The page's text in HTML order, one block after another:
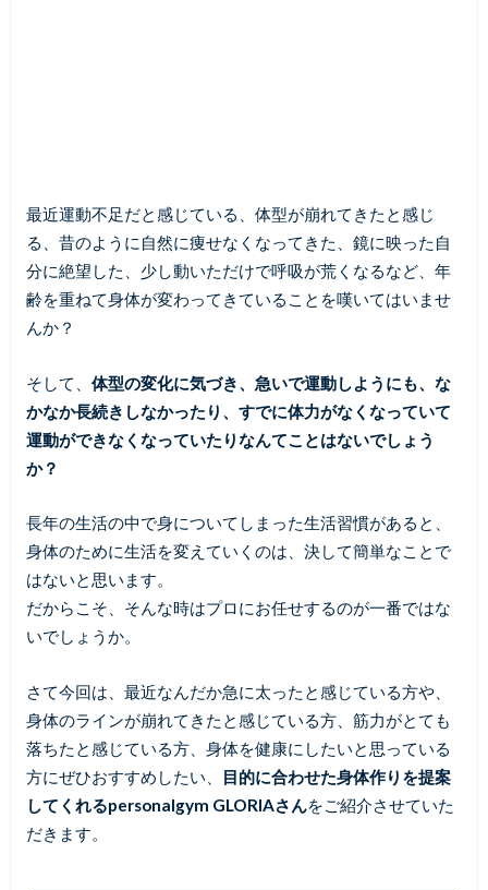
最近運動不足だと感じている、体型が崩れてきたと感じ
る、昔のように自然に痩せなくなってきた、鏡に映った自
分に絶望した、少し動いただけで呼吸が荒くなるなど、年
齢を重ねて身体が変わってきていることを嘆いてはいませ
んか？
そして、 体型の変化に気づき、急いで運動しようにも、な
かなか長続きしなかったり、すでに体力がなくなっていて
運動ができなくなっていたりなんてことはないでしょう
か？
長年の生活の中で身についてしまった生活習慣があると、
身体のために生活を変えていくのは、決して簡単なことで
はないと思います。
だからこそ、そんな時はプロにお任せするのが一番ではな
いでしょうか。
さて今回は、最近なんだか急に太ったと感じている方や、
身体のラインが崩れてきたと感じている方、筋力がとても
落ちたと感じている方、身体を健康にしたいと思っている
方にぜひおすすめしたい、
目的に合わせた身体作りを提案
してくれるpersonalgym GLORIAさんをご紹介させていた
だきます。